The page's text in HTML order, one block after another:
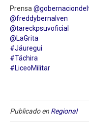
Prensa
@freddybernalven
@tareckpsuvoficial
@LaGrita
#Jáuregui
#Táchira
#LiceoMilitar
Publicado en Regional